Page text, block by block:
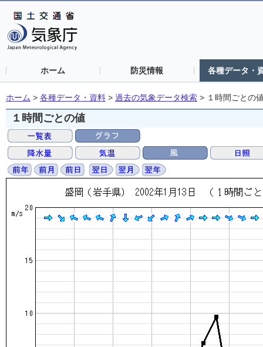
ホーム 防災情報 各種データ・
ホーム > 各種データ・資料 > 過去の気象データ検索 > １時間ごとの
１時間ごとの値